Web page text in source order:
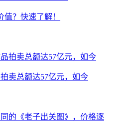
？快速了解！
卖总额达57亿元，如今